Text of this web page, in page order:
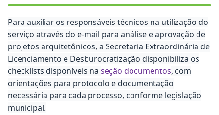
Para auxiliar os responsáveis técnicos na utilização do
serviço através do e-mail para análise e aprovação de
projetos arquitetônicos, a Secretaria Extraordinária de
Licenciamento e Desburocratização disponibiliza os
checklists disponíveis na seção documentos, com
orientações para protocolo e documentação
necessária para cada processo, conforme legislação
municipal.